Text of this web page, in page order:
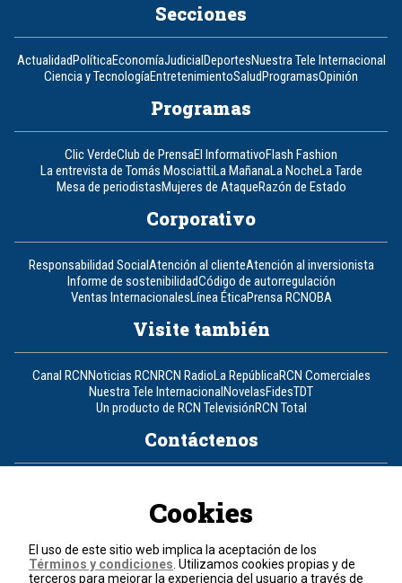
Secciones
ActualidadPolíticaEconomíaJudicialDeportesNuestra Tele Internacional
Ciencia y TecnologíaEntretenimientoSaludProgramasOpinión
Programas
Clic VerdeClub de PrensaEl InformativoFlash Fashion
La entrevista de Tomás MosciattiLa MañanaLa NocheLa Tarde
Mesa de periodistasMujeres de AtaqueRazón de Estado
Corporativo
Responsabilidad SocialAtención al clienteAtención al inversionista
Informe de sostenibilidadCódigo de autorregulación
Ventas InternacionalesLínea ÉticaPrensa RCNOBA
Visite también
Canal RCNNoticias RCNRCN RadioLa RepúblicaRCN Comerciales
Nuestra Tele InternacionalNovelasFidesTDT
Un producto de RCN TelevisiónRCN Total
Contáctenos
Política de cookies
Términos y condiciones
Cookies
El uso de este sitio web implica la aceptación de los
Términos y condiciones . Utilizamos cookies propias y de
terceros para mejorar la experiencia del usuario a través de